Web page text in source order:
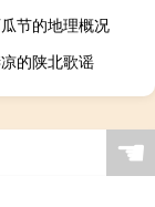
节的地理概况
的陕北歌谣
☚